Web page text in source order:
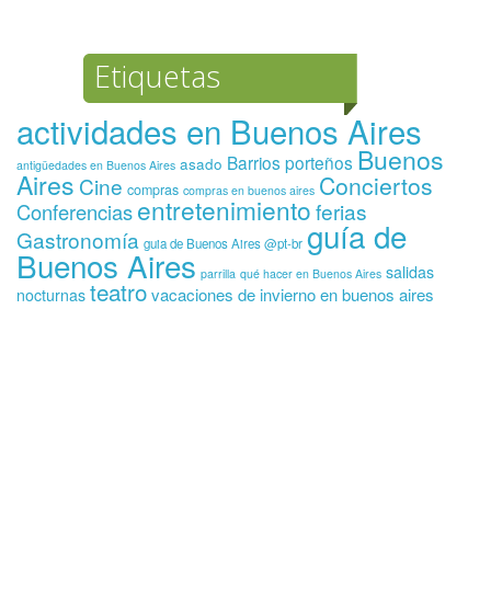
Etiquetas
actividades en Buenos Aires
antigüedades en Buenos Aires asado Barrios porteños Buenos
Aires Cine compras compras en buenos aires Conciertos
Conferenciasentretenimientoferias
Gastronomía guia de Buenos Aires @pt-br guía de
Buenos Aires parrilla qué hacer en Buenos Aires salidas
nocturnas teatrovacaciones de invierno en buenos aires